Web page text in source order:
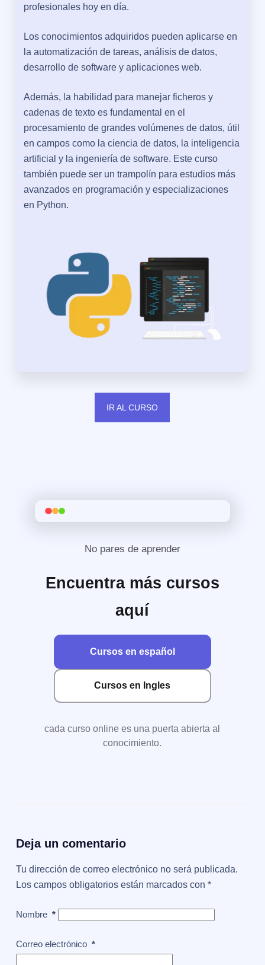
profesionales hoy en día.
Los conocimientos adquiridos pueden aplicarse en
la automatización de tareas, análisis de datos,
desarrollo de software y aplicaciones web.
Además, la habilidad para manejar ficheros y
cadenas de texto es fundamental en el
procesamiento de grandes volúmenes de datos, útil
en campos como la ciencia de datos, la inteligencia
artificial y la ingeniería de software. Este curso
también puede ser un trampolín para estudios más
avanzados en programación y especializaciones
en Python.
IR AL CURSO
No pares de aprender
Encuentra más cursos
aquí
Cursos en español
Cursos en Ingles
cada curso online es una puerta abierta al
conocimiento.
Deja un comentario
Tu dirección de correo electrónico no será publicada.
Los campos obligatorios están marcados con *
Nombre *
Correo electrónico *